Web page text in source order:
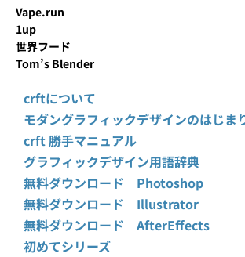
Vape.run
1up
世界フード
Tom’s Blender
crftについて
モダングラフィックデザインのはじま
crft 勝手マニュアル
グラフィックデザイン用語辞典
無料ダウンロード Photoshop
無料ダウンロード Illustrator
無料ダウンロード AfterEffects
初めてシリーズ